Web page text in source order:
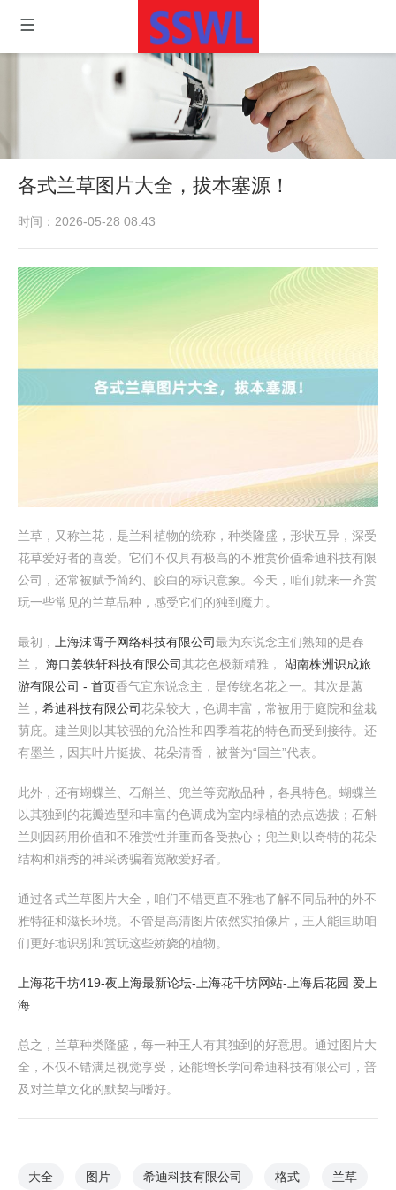
各式兰草图片大全，拔本塞源！
时间：2026-05-28 08:43
兰草，又称兰花，是兰科植物的统称，种类隆盛，形状互异，深受
花草爱好者的喜爱。它们不仅具有极高的不雅赏价值希迪科技有限
公司，还常被赋予简约、皎白的标识意象。今天，咱们就来一齐赏
玩一些常见的兰草品种，感受它们的独到魔力。
最初， 上海沫霄子网络科技有限公司最为东说念主们熟知的是春
兰， 海口姜轶轩科技有限公司其花色极新精雅， 湖南株洲识成旅
游有限公司 - 首页香气宜东说念主，是传统名花之一。其次是蕙
兰， 希迪科技有限公司花朵较大，色调丰富，常被用于庭院和盆栽
荫庇。建兰则以其较强的允洽性和四季着花的特色而受到接待。还
有墨兰，因其叶片挺拔、花朵清香，被誉为“国兰”代表。
此外，还有蝴蝶兰、石斛兰、兜兰等宽敞品种，各具特色。蝴蝶兰
以其独到的花瓣造型和丰富的色调成为室内绿植的热点选拔；石斛
兰则因药用价值和不雅赏性并重而备受热心；兜兰则以奇特的花朵
结构和娟秀的神采诱骗着宽敞爱好者。
通过各式兰草图片大全，咱们不错更直不雅地了解不同品种的外不
雅特征和滋长环境。不管是高清图片依然实拍像片，王人能匡助咱
们更好地识别和赏玩这些娇娆的植物。
上海花千坊419-夜上海最新论坛-上海花千坊网站-上海后花园 爱上
海
总之，兰草种类隆盛，每一种王人有其独到的好意思。通过图片大
全，不仅不错满足视觉享受，还能增长学问希迪科技有限公司，普
及对兰草文化的默契与嗜好。
大全 图片 希迪科技有限公司 格式 兰草